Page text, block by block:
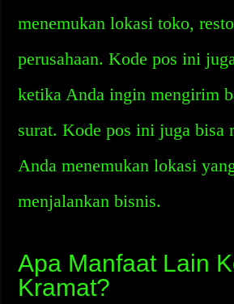
menemukan lokasi toko,
perusahaan. Kode pos ini
ketika Anda ingin mengirim
surat. Kode pos ini juga bisa
Anda menemukan lokasi
menjalankan bisnis.
Apa Manfaat Lain
Kramat?